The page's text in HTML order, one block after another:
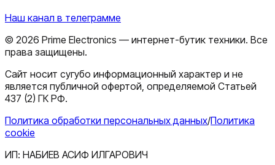
Наш канал в телеграмме
© 2026 Prime Electronics — интернет-бутик техники. Все
права защищены.
Сайт носит сугубо информационный характер и не
является публичной офертой, определяемой Статьей
437 (2) ГК РФ.
Политика обработки персональных данных/Политика
cookie
ИП: НАБИЕВ АСИФ ИЛГАРОВИЧ